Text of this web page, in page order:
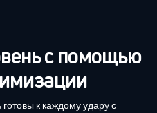
с помощью
к каждому удару с